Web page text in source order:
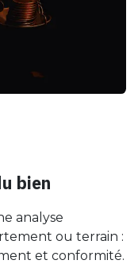
bien
analyse
ou terrain :
et conformité.